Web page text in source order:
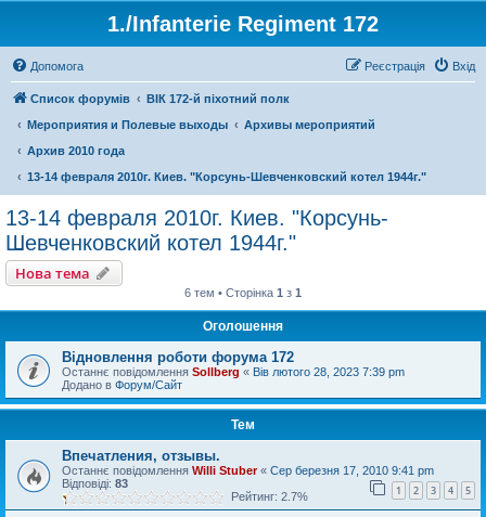
1./Infanterie Regiment 172
Допомога Вхід
Реєстрація
Список форумів
ВІК 172-й піхотний полк
Мероприятия и Полевые выходы
Архивы мероприятий
Архив 2010 года
13-14 февраля 2010г. Киев. "Корсунь-Шевченковский котел 1944г."
13-14 февраля 2010г. Киев. "Корсунь-
Шевченковский котел 1944г."
Нова тема
6 тем • Сторінка 1 з 1
Оголошення
Відновлення роботи форума 172
Останнє повідомлення Sollberg « Вів лютого 28, 2023 7:39 pm
Додано в Форум/Сайт
Тем
Впечатления, отзывы.
Останнє повідомлення Willi Stuber« Сер березня 17, 2010 9:41 pm
Відповіді: 83 1 2 3 4 5
Рейтинг: 2.7%